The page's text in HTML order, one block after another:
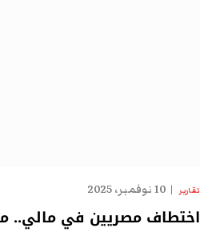
تقارير 10 نوفمبر، 2025
اختطاف مصريين في مالي..